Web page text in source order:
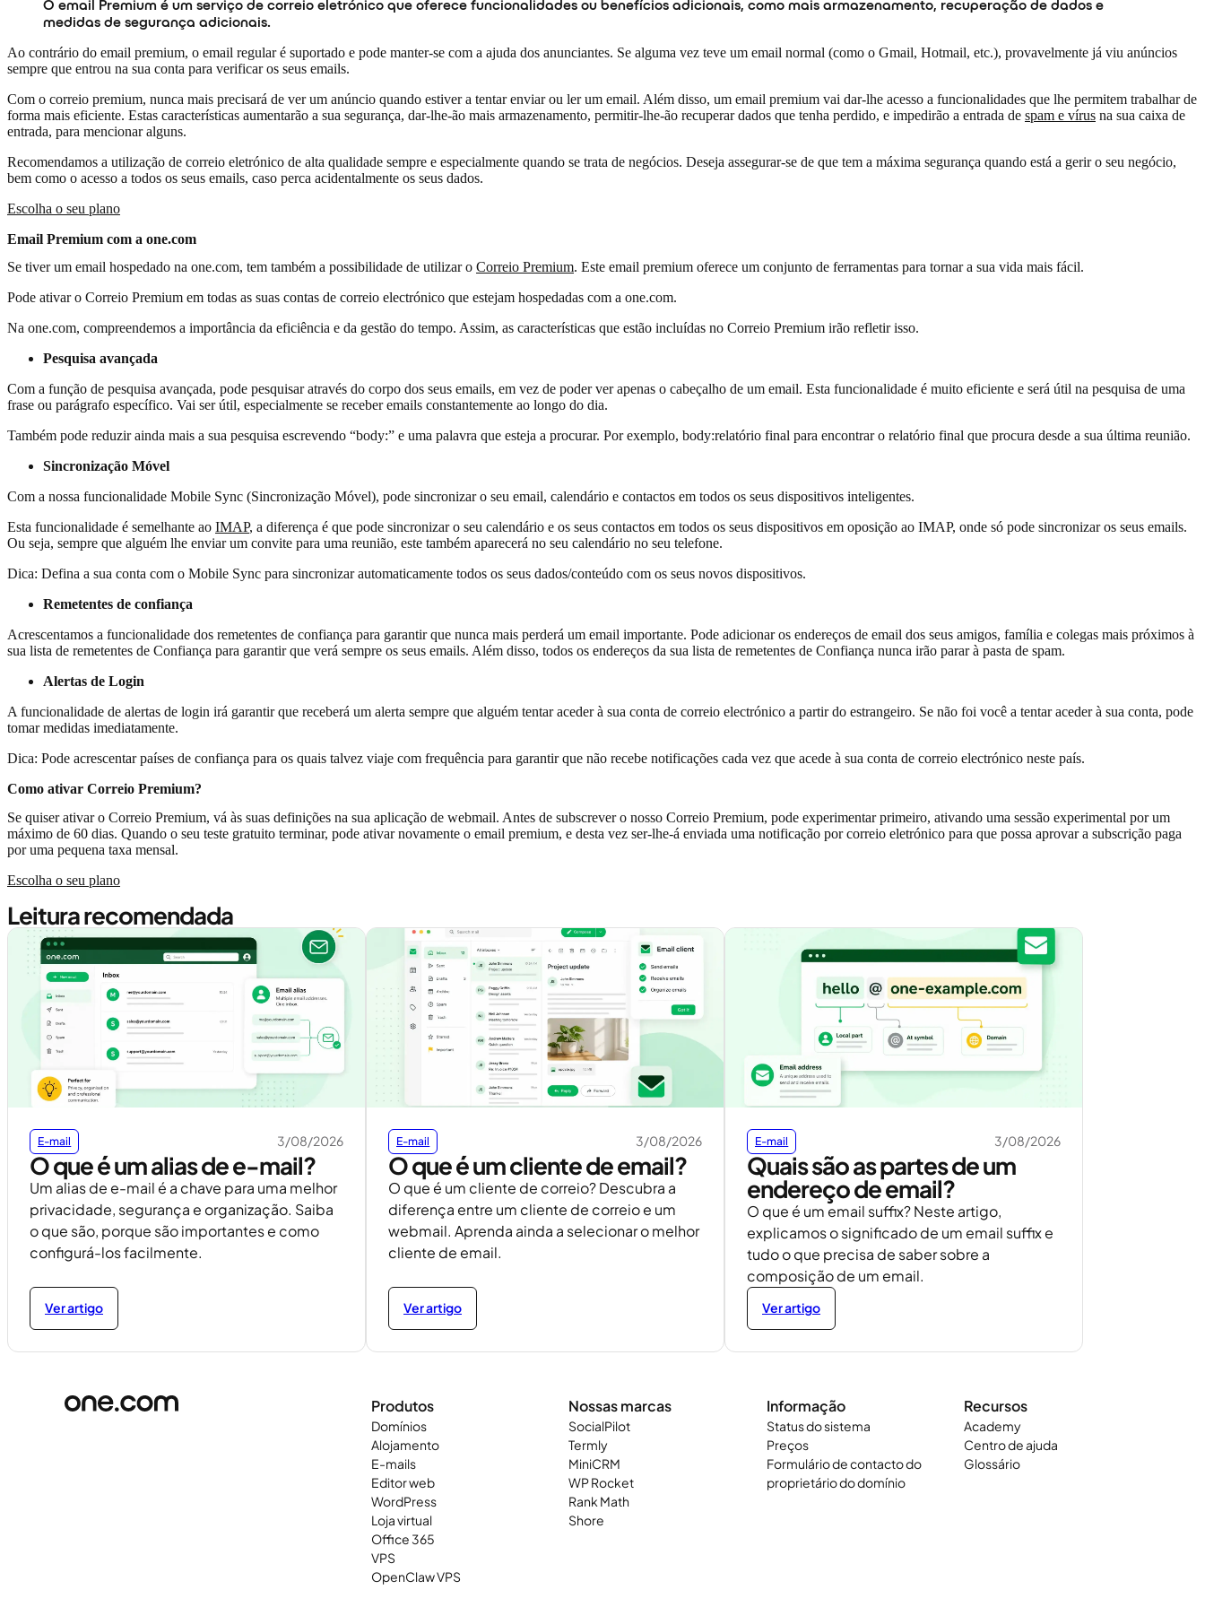
O email Premium é um serviço de correio eletrónico que oferece funcionalidades ou benefícios adicionais, como mais armazenamento, recuperação de dados e
medidas de segurança adicionais.
Ao contrário do email premium, o email regular é suportado e pode manter-se com a ajuda dos anunciantes. Se alguma vez teve um email normal (como o Gmail, Hotmail, etc.), provavelmente já viu anúncios
sempre que entrou na sua conta para verificar os seus emails.
Com o correio premium, nunca mais precisará de ver um anúncio quando estiver a tentar enviar ou ler um email. Além disso, um email premium vai dar-lhe acesso a funcionalidades que lhe permitem trabalhar de
forma mais eficiente. Estas características aumentarão a sua segurança, dar-lhe-ão mais armazenamento, permitir-lhe-ão recuperar dados que tenha perdido, e impedirão a entrada de spam e vírus na sua caixa de
entrada, para mencionar alguns.
Recomendamos a utilização de correio eletrónico de alta qualidade sempre e especialmente quando se trata de negócios. Deseja assegurar-se de que tem a máxima segurança quando está a gerir o seu negócio,
bem como o acesso a todos os seus emails, caso perca acidentalmente os seus dados.
Escolha o seu plano
Email Premium com a one.com
Se tiver um email hospedado na one.com, tem também a possibilidade de utilizar o Correio Premium. Este email premium oferece um conjunto de ferramentas para tornar a sua vida mais fácil.
Pode ativar o Correio Premium em todas as suas contas de correio electrónico que estejam hospedadas com a one.com.
Na one.com, compreendemos a importância da eficiência e da gestão do tempo. Assim, as características que estão incluídas no Correio Premium irão refletir isso.
Pesquisa avançada
Com a função de pesquisa avançada, pode pesquisar através do corpo dos seus emails, em vez de poder ver apenas o cabeçalho de um email. Esta funcionalidade é muito eficiente e será útil na pesquisa de uma
frase ou parágrafo específico. Vai ser útil, especialmente se receber emails constantemente ao longo do dia.
Também pode reduzir ainda mais a sua pesquisa escrevendo “body:” e uma palavra que esteja a procurar. Por exemplo, body:relatório final para encontrar o relatório final que procura desde a sua última reunião.
Sincronização Móvel
Com a nossa funcionalidade Mobile Sync (Sincronização Móvel), pode sincronizar o seu email, calendário e contactos em todos os seus dispositivos inteligentes.
Esta funcionalidade é semelhante ao IMAP, a diferença é que pode sincronizar o seu calendário e os seus contactos em todos os seus dispositivos em oposição ao IMAP, onde só pode sincronizar os seus emails.
Ou seja, sempre que alguém lhe enviar um convite para uma reunião, este também aparecerá no seu calendário no seu telefone.
Dica: Defina a sua conta com o Mobile Sync para sincronizar automaticamente todos os seus dados/conteúdo com os seus novos dispositivos.
Remetentes de confiança
Acrescentamos a funcionalidade dos remetentes de confiança para garantir que nunca mais perderá um email importante. Pode adicionar os endereços de email dos seus amigos, família e colegas mais próximos à
sua lista de remetentes de Confiança para garantir que verá sempre os seus emails. Além disso, todos os endereços da sua lista de remetentes de Confiança nunca irão parar à pasta de spam.
Alertas de Login
A funcionalidade de alertas de login irá garantir que receberá um alerta sempre que alguém tentar aceder à sua conta de correio electrónico a partir do estrangeiro. Se não foi você a tentar aceder à sua conta, pode
tomar medidas imediatamente.
Dica: Pode acrescentar países de confiança para os quais talvez viaje com frequência para garantir que não recebe notificações cada vez que acede à sua conta de correio electrónico neste país.
Como ativar Correio Premium?
Se quiser ativar o Correio Premium, vá às suas definições na sua aplicação de webmail. Antes de subscrever o nosso Correio Premium, pode experimentar primeiro, ativando uma sessão experimental por um
máximo de 60 dias. Quando o seu teste gratuito terminar, pode ativar novamente o email premium, e desta vez ser-lhe-á enviada uma notificação por correio eletrónico para que possa aprovar a subscrição paga
por uma pequena taxa mensal.
Escolha o seu plano
Leitura recomendada
E-mail 3/08/2026
O que é um alias de e-mail?
Um alias de e-mail é a chave para uma melhor
privacidade, segurança e organização. Saiba
o que são, porque são importantes e como
configurá-los facilmente.
Ver artigo
E-mail 3/08/2026
O que é um cliente de email?
O que é um cliente de correio? Descubra a
diferença entre um cliente de correio e um
webmail. Aprenda ainda a selecionar o melhor
cliente de email.
Ver artigo
E-mail 3/08/2026
Quais são as partes de um
endereço de email?
O que é um email suffix? Neste artigo,
explicamos o significado de um email suffix e
tudo o que precisa de saber sobre a
composição de um email.
Ver artigo
Produtos
Domínios
Alojamento
E-mails
Editor web
WordPress
Loja virtual
Office 365
VPS
OpenClaw VPS
Nossas marcas
SocialPilot
Termly
MiniCRM
WP Rocket
Rank Math
Shore
Informação
Status do sistema
Preços
Formulário de contacto do
proprietário do domínio
Recursos
Academy
Centro de ajuda
Glossário